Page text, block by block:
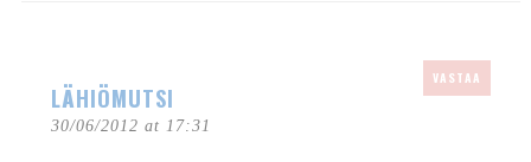
LÄHIÖMUTSI
30/06/2012 at 17:31
VASTAA